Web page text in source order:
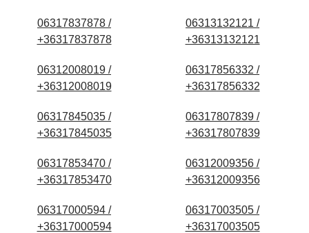
06317837878 /
+36317837878
06313132121 /
+36313132121
06312008019 /
+36312008019
06317856332 /
+36317856332
06317845035 /
+36317845035
06317807839 /
+36317807839
06317853470 /
+36317853470
06312009356 /
+36312009356
06317000594 /
+36317000594
06317003505 /
+36317003505